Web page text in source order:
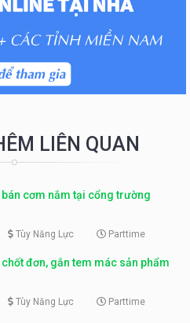
LIÊN QUAN
bán cơm nắm tại cổng trường
Tùy Năng Lực Parttime
đơn, gắn tem mác sản phẩm
Tùy Năng Lực Parttime